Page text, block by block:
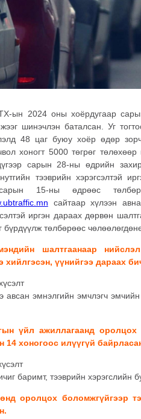
ын 2024 оны хоёрдугаар
шинэчлэн баталсан. Уг
48 цаг буюу хоёр өдөр
хоногт 5000 төгрөг
сарын 28-ны өдрийн
тээврийн хэрэгсэлтэй
15-ны өдрөөс
сайтаар хүлээн
иргэн дараах дөрвөн
бүрдүүлж төлбөрөөс
шалтгаанаар
хийлгэсэн, үүнийгээ дараах
авсан эмнэлгийн эмчлэгч
үйл ажиллагаанд оролцох
14 хоногоос илүүгүй
баримт, тээврийн хэрэгслийн
оролцох боломжгүйгээр